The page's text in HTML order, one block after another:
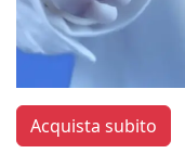
Acquista subito